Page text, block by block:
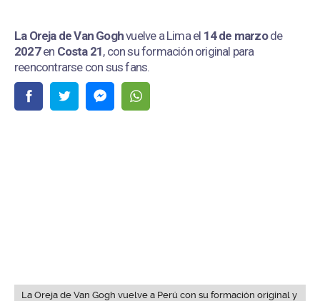
La Oreja de Van Goghvuelve a Lima el 14 de marzode
2027en Costa 21, con su formación original para
reencontrarse con sus fans.
La Oreja de Van Gogh vuelve a Perú con su formación original y